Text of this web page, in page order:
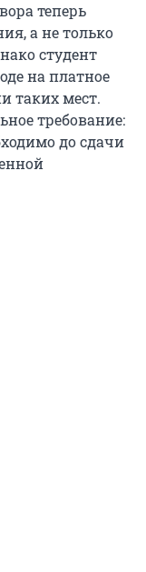
теперь
а не только
студент
на платное
таких мест.
требование:
до сдачи